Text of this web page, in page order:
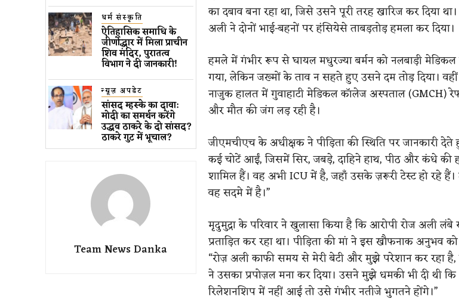
धर्म संस्कृति
ऐतिहासिक समाधि के
जीर्णोद्धार में मिला प्राचीन
शिव मंदिर, पुरातत्व
विभाग ने दी जानकारी!
न्यूज़ अपडेट
सांसद म्हस्के का दावा:
मोदी का समर्थन करेंगे
उद्धव ठाकरे के दो सांसद?
ठाकरे गुट में भूचाल?
Team News Danka
का दबाव बना रहा था, जिसे उसने पूरी तरह खारिज कर दिया
अली ने दोनों भाई-बहनों पर हंसियेसे ताबड़तोड़ हमला कर दिया।
हमले में गंभीर रूप से घायल मधुरज्या बर्मन को नलबाड़ी
गया, लेकिन जख्मों के ताव न सहते हुए उसने दम तोड़ दिया।
नाजुक हालत में गुवाहाटी मेडिकल कॉलेज अस्पताल (GMCH)
और मौत की जंग लड़ रही है।
जीएमचीएच के अधीक्षक ने पीड़िता की स्थिति पर जानकारी
कई चोटें आईं, जिसमें सिर, जबड़े, दाहिने हाथ, पीठ और कंधे की
शामिल हैं। वह अभी ICU में है, जहाँ उसके ज़रूरी टेस्ट हो रहे
वह सदमे में है।”
मृदुमुद्रा के परिवार ने खुलासा किया है कि आरोपी रोज अली
प्रताड़ित कर रहा था। पीड़िता की मां ने इस खौफनाक अनुभव
“रोज़ अली काफी समय से मेरी बेटी और मुझे परेशान कर रहा
ने उसका प्रपोज़ल मना कर दिया। उसने मुझे धमकी भी दी थी
रिलेशनशिप में नहीं आई तो उसे गंभीर नतीजे भुगतने होंगे।”